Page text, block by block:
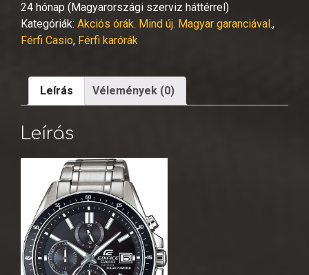
24 hónap (Magyarországi szerviz háttérrel)
Kategóriák: Akciós órák. Mind új. Magyar garanciával.,
Férfi Casio, Férfi karórák
Leírás Vélemények (0)
Leírás